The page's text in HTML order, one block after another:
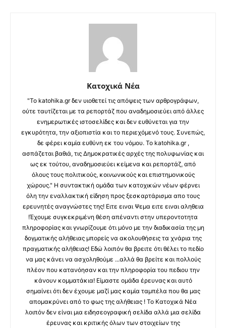
Κατοχικά Νέα
"Το katohika.gr δεν υιοθετεί τις απόψεις των αρθρογράφων,
ούτε ταυτίζεται με τα ρεπορτάζ που αναδημοσιεύει από άλλες
ενημερωτικές ιστοσελίδες και δεν ευθύνεται για την
εγκυρότητα, την αξιοπιστία και το περιεχόμενό τους. Συνεπώς,
δε φέρει καμία ευθύνη εκ του νόμου. Το katohika.gr ,
ασπάζεται βαθιά, τις Δημοκρατικές αρχές της πολυφωνίας και
ως εκ τούτου, αναδημοσιεύει κείμενα και ρεπορτάζ, από
όλους τους πολιτικούς, κοινωνικούς και επιστημονικούς
χώρους." Η συντακτική ομάδα των κατοχικών νέων φέρνει
όλη την εναλλακτική είδηση προς ξεσκαρτάρισμα απο τους
ερευνητές αναγνώστες της! Ειτε ειναι Ψεμα ειτε ειναι αληθεια
!Έχουμε συγκεκριμένη θέση απέναντι στην υπεροντοτητα
πληροφορίας και γνωρίζουμε ότι μόνο με την διαδικασία της μη
δογματικής αλήθειας μπορείς να ακολουθήσεις τα χνάρια της
πραγματικής αλήθειας! Εδώ λοιπόν θα βρειτε ότι θέλει το πεδίο
να μας κάνει να ασχοληθούμε ...αλλά θα βρείτε και πολλούς
πλέον που κατανόησαν και την πληροφορία του πεδιου την
κάνουν κομματάκια! Είμαστε ομάδα έρευνας και αυτό
σημαίνει ότι δεν έχουμε μαζί μας καμία ταμπέλα που θα μας
απομακρύνει από το φως της αλήθειας ! Το Κατοχικά Νέα
λοιπόν δεν είναι μια ειδησεογραφική σελίδα αλλά μια σελίδα
έρευνας και κριτικής όλων των στοιχείων της